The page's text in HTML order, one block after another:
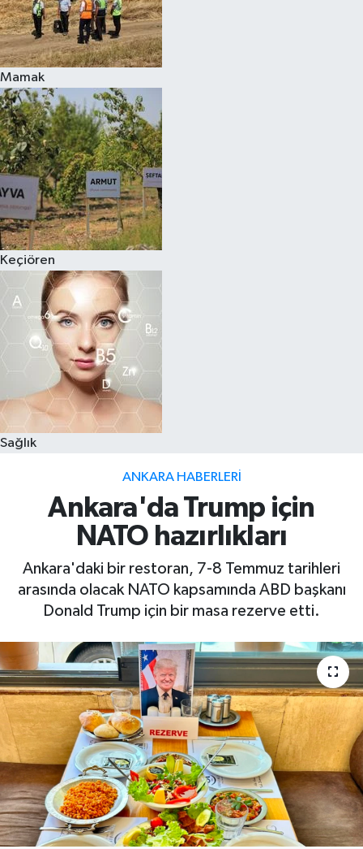
Mamak
Keçiören
Sağlık
ANKARA HABERLERI
Ankara'da Trump için
NATO hazırlıkları
Ankara'daki bir restoran, 7-8 Temmuz tarihleri
arasında olacak NATO kapsamında ABD başkanı
Donald Trump için bir masa rezerve etti.